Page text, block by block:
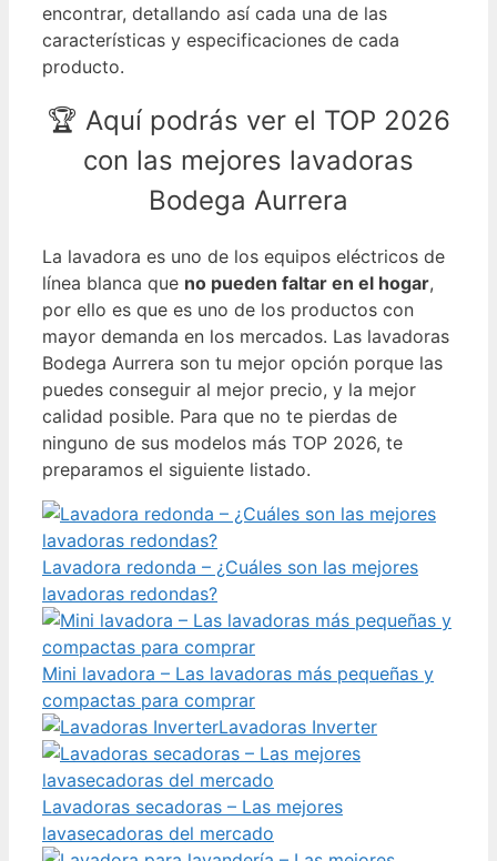
encontrar, detallando así cada una de las
características y especificaciones de cada
producto.
🏆 Aquí podrás ver el TOP 2026
con las mejores lavadoras
Bodega Aurrera
La lavadora es uno de los equipos eléctricos de
línea blanca que no pueden faltar en el hogar,
por ello es que es uno de los productos con
mayor demanda en los mercados. Las lavadoras
Bodega Aurrera son tu mejor opción porque las
puedes conseguir al mejor precio, y la mejor
calidad posible. Para que no te pierdas de
ninguno de sus modelos más TOP 2026, te
preparamos el siguiente listado.
Lavadora redonda – ¿Cuáles son las mejores
lavadoras redondas?
Mini lavadora – Las lavadoras más pequeñas y
compactas para comprar
Lavadoras Inverter
Lavadoras secadoras – Las mejores
lavasecadoras del mercado